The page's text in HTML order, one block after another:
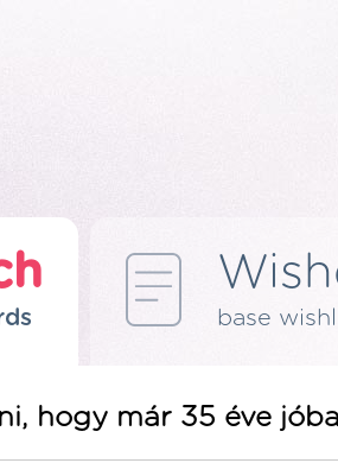
base
hogy már 35 éve